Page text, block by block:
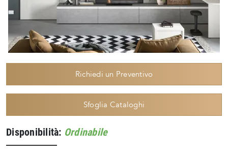
Richiedi un Preventivo
Sfoglia Cataloghi
Disponibilità: Ordinabile